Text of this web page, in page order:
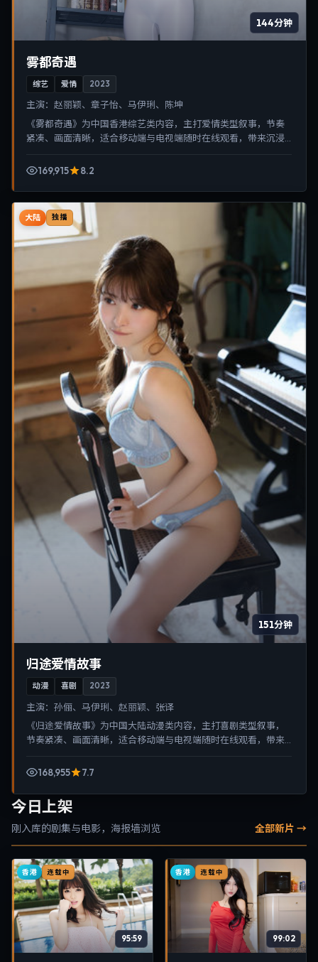
144分钟
雾都奇遇
综艺 爱情 2023
主演： 赵丽颖、章子怡、马伊琍、陈坤
《雾都奇遇》为中国香港综艺类内容，主打爱情类型叙事，节奏
紧凑、画面清晰，适合移动端与电视端随时在线观看，带来沉浸
169,915
8.2
大陆 独播
151分钟
归途爱情故事
动漫 喜剧 2023
主演： 孙俪、马伊琍、赵丽颖、张译
《归途爱情故事》为中国大陆动漫类内容，主打喜剧类型叙事，
节奏紧凑、画面清晰，适合移动端与电视端随时在线观看，带来
168,955
7.7
今日上架
刚入库的剧集与电影，海报墙浏览 全部新片 →
香港 连载中
95:59
香港 连载中
99:02